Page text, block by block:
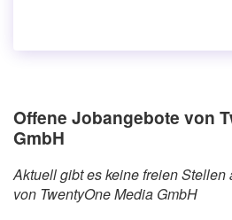
Offene Jobangebote von
GmbH
Aktuell gibt es keine freien Stellen
von TwentyOne Media GmbH